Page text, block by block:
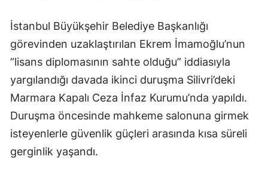
İstanbul Büyükşehir Belediye Başkanlığı
görevinden uzaklaştırılan Ekrem İmamoğlu’nun
“lisans diplomasının sahte olduğu” iddiasıyla
yargılandığı davada ikinci duruşma Silivri’deki
Marmara Kapalı Ceza İnfaz Kurumu’nda yapıldı.
Duruşma öncesinde mahkeme salonuna girmek
isteyenlerle güvenlik güçleri arasında kısa süreli
gerginlik yaşandı.